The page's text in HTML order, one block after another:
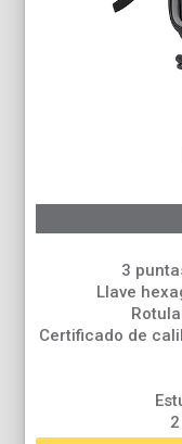
3
Llave
Certificado de